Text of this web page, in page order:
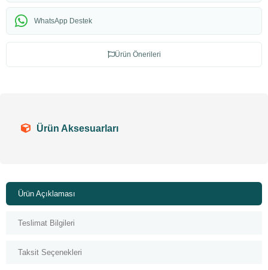
WhatsApp Destek
Ürün Önerileri
Ürün Aksesuarları
Ürün Açıklaması
Teslimat Bilgileri
Taksit Seçenekleri